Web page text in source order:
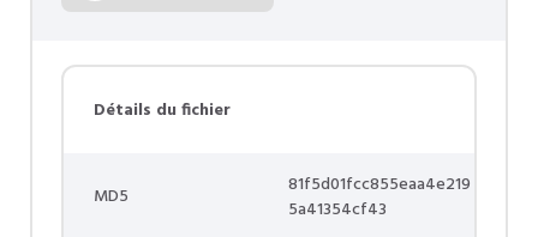
Détails du fichier
MD5
81f5d01fcc855eaa4e219
5a41354cf43